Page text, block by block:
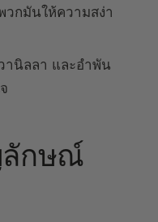
วกมันให้ความสง่า
านิลลา และอำพัน
ลักษณ์